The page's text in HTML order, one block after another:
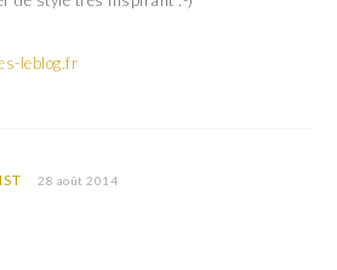
leblog.fr
28 août 2014